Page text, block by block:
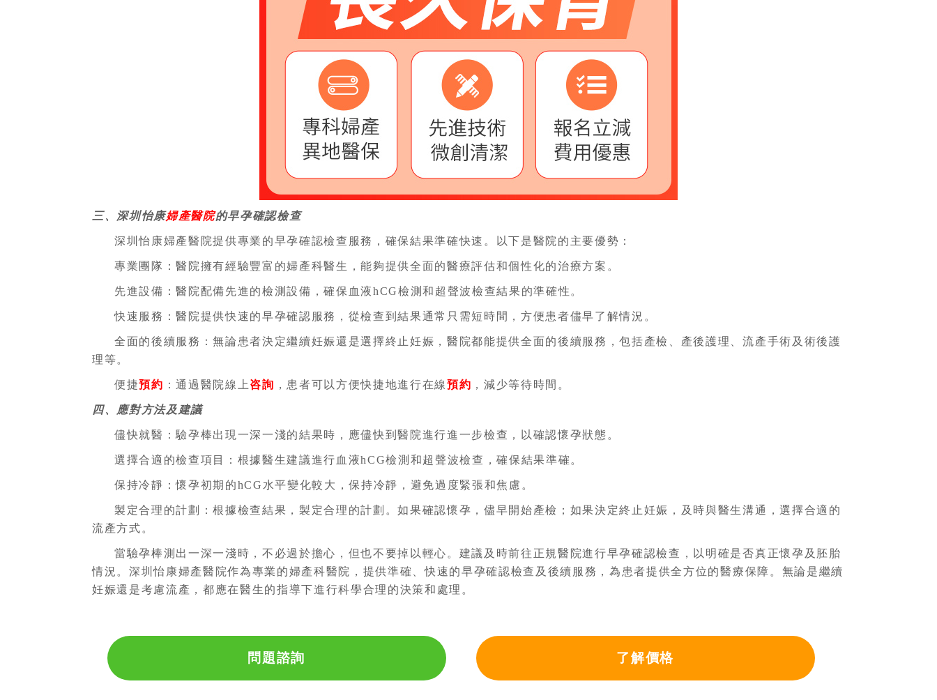
三、深圳怡康婦產醫院的早孕確認檢查
深圳怡康婦產醫院提供專業的早孕確認檢查服務，確保結果準確快速。以下是醫院的主要優勢：
專業團隊：醫院擁有經驗豐富的婦產科醫生，能夠提供全面的醫療評估和個性化的治療方案。
先進設備：醫院配備先進的檢測設備，確保血液hCG檢測和超聲波檢查結果的準確性。
快速服務：醫院提供快速的早孕確認服務，從檢查到結果通常只需短時間，方便患者儘早了解情況。
全面的後續服務：無論患者決定繼續妊娠還是選擇終止妊娠，醫院都能提供全面的後續服務，包括產檢、產後護理、流產手術及術後護
理等。
便捷預約 ：通過醫院線上 咨詢 ，患者可以方便快捷地進行在線預約 ，減少等待時間。
四、應對方法及建議
儘快就醫：驗孕棒出現一深一淺的結果時，應儘快到醫院進行進一步檢查，以確認懷孕狀態。
選擇合適的檢查項目：根據醫生建議進行血液hCG檢測和超聲波檢查，確保結果準確。
保持冷靜：懷孕初期的hCG水平變化較大，保持冷靜，避免過度緊張和焦慮。
製定合理的計劃：根據檢查結果，製定合理的計劃。如果確認懷孕，儘早開始產檢；如果決定終止妊娠，及時與醫生溝通，選擇合適的
流產方式。
當驗孕棒測出一深一淺時，不必過於擔心，但也不要掉以輕心。建議及時前往正規醫院進行早孕確認檢查，以明確是否真正懷孕及胚胎
情況。深圳怡康婦產醫院作為專業的婦產科醫院，提供準確、快速的早孕確認檢查及後續服務，為患者提供全方位的醫療保障。無論是繼續
妊娠還是考慮流產，都應在醫生的指導下進行科學合理的決策和處理。
問題諮詢 了解價格